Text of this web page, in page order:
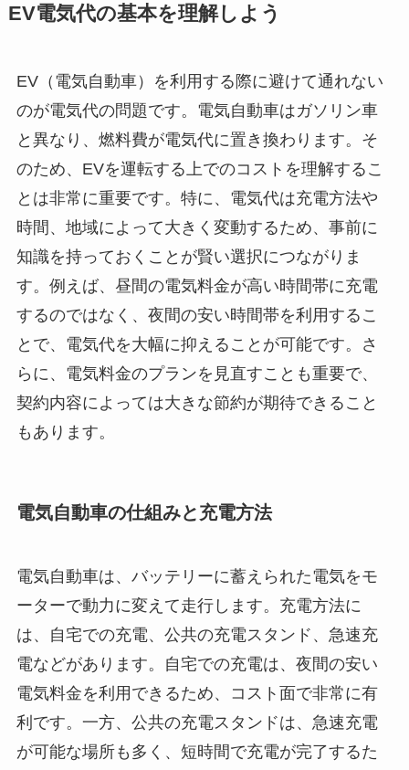
EV電気代の基本を理解しよう
EV（電気自動車）を利用する際に避けて通れない
のが電気代の問題です。電気自動車はガソリン車
と異なり、燃料費が電気代に置き換わります。そ
のため、EVを運転する上でのコストを理解するこ
とは非常に重要です。特に、電気代は充電方法や
時間、地域によって大きく変動するため、事前に
知識を持っておくことが賢い選択につながりま
す。例えば、昼間の電気料金が高い時間帯に充電
するのではなく、夜間の安い時間帯を利用するこ
とで、電気代を大幅に抑えることが可能です。さ
らに、電気料金のプランを見直すことも重要で、
契約内容によっては大きな節約が期待できること
もあります。
電気自動車の仕組みと充電方法
電気自動車は、バッテリーに蓄えられた電気をモ
ーターで動力に変えて走行します。充電方法に
は、自宅での充電、公共の充電スタンド、急速充
電などがあります。自宅での充電は、夜間の安い
電気料金を利用できるため、コスト面で非常に有
利です。一方、公共の充電スタンドは、急速充電
が可能な場所も多く、短時間で充電が完了するた